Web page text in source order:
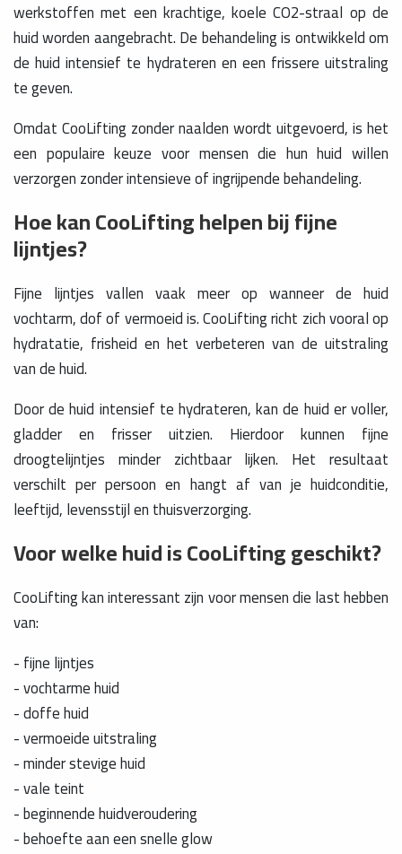
werkstoffen met een krachtige, koele CO2-straal op de
huid worden aangebracht. De behandeling is ontwikkeld om
de huid intensief te hydrateren en een frissere uitstraling
te geven.
Omdat CooLifting zonder naalden wordt uitgevoerd, is het
een populaire keuze voor mensen die hun huid willen
verzorgen zonder intensieve of ingrijpende behandeling.
Hoe kan CooLifting helpen bij fijne
lijntjes?
Fijne lijntjes vallen vaak meer op wanneer de huid
vochtarm, dof of vermoeid is. CooLifting richt zich vooral op
hydratatie, frisheid en het verbeteren van de uitstraling
van de huid.
Door de huid intensief te hydrateren, kan de huid er voller,
gladder en frisser uitzien. Hierdoor kunnen fijne
droogtelijntjes minder zichtbaar lijken. Het resultaat
verschilt per persoon en hangt af van je huidconditie,
leeftijd, levensstijl en thuisverzorging.
Voor welke huid is CooLifting geschikt?
CooLifting kan interessant zijn voor mensen die last hebben
van:
- fijne lijntjes
- vochtarme huid
- doffe huid
- vermoeide uitstraling
- minder stevige huid
- vale teint
- beginnende huidveroudering
- behoefte aan een snelle glow